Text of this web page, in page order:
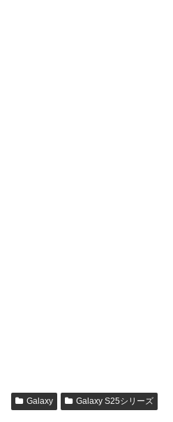
Galaxy Galaxy S25シリーズ